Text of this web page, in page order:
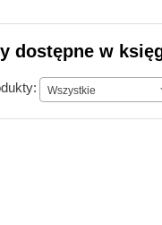
dostępne w
Wszystkie